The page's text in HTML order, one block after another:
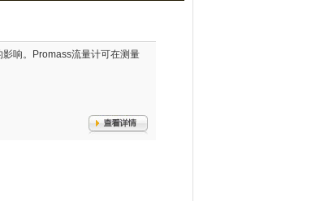
响。Promass流量计可在测量